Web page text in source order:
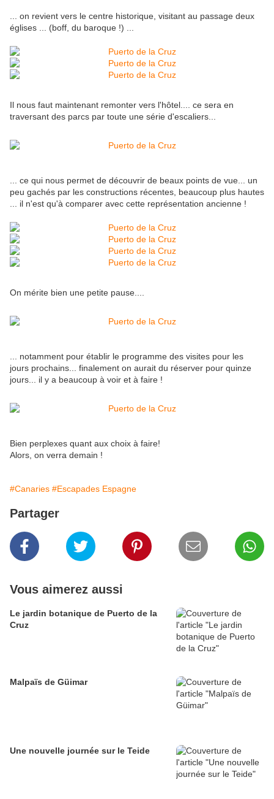
... on revient vers le centre historique, visitant au passage deux
églises ... (boff, du baroque !) ...
Il nous faut maintenant remonter vers l'hôtel.... ce sera en
traversant des parcs par toute une série d'escaliers...
... ce qui nous permet de découvrir de beaux points de vue... un
peu gachés par les constructions récentes, beaucoup plus hautes
... il n'est qu'à comparer avec cette représentation ancienne !
On mérite bien une petite pause....
... notamment pour établir le programme des visites pour les
jours prochains... finalement on aurait du réserver pour quinze
jours... il y a beaucoup à voir et à faire !
Bien perplexes quant aux choix à faire!
Alors, on verra demain !
#Canaries #Escapades Espagne
Partager
Vous aimerez aussi
Le jardin botanique de Puerto de la
Cruz
Malpaïs de Güimar
Une nouvelle journée sur le Teide